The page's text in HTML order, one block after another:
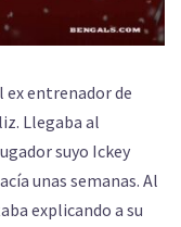
ex entrenador de
Llegaba al
suyo Ickey
unas semanas. Al
explicando a su